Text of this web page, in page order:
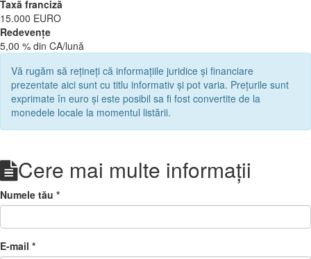
Taxă franciză
15.000 EURO
Redevențe
5,00 % din CA/lună
Vă rugăm să rețineți că informațiile juridice și financiare
prezentate aici sunt cu titlu informativ și pot varia. Prețurile sunt
exprimate în euro și este posibil sa fi fost convertite de la
monedele locale la momentul listării.
Cere mai multe informații
Numele tău *
E-mail *